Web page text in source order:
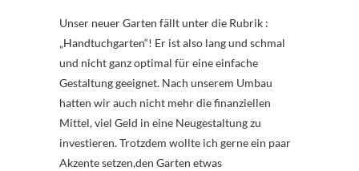
Unser neuer Garten fällt unter die Rubrik :
„Handtuchgarten“! Er ist also lang und schmal
und nicht ganz optimal für eine einfache
Gestaltung geeignet. Nach unserem Umbau
hatten wir auch nicht mehr die finanziellen
Mittel, viel Geld in eine Neugestaltung zu
investieren. Trotzdem wollte ich gerne ein paar
Akzente setzen,den Garten etwas